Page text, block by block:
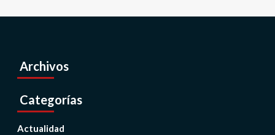
Archivos
Categorías
Actualidad